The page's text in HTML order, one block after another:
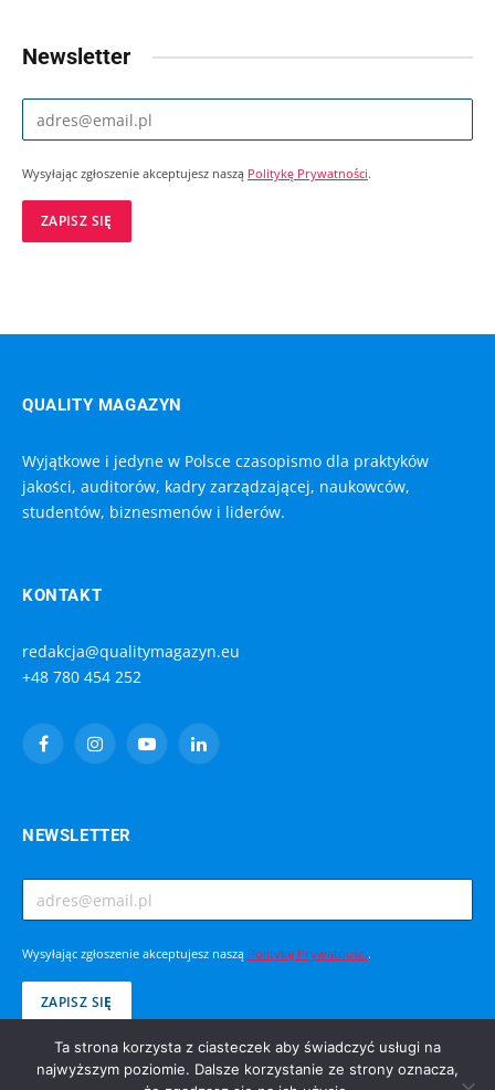
Newsletter
Wysyłając zgłoszenie akceptujesz naszą Politykę Prywatności.
QUALITY MAGAZYN
Wyjątkowe i jedyne w Polsce czasopismo dla praktyków
jakości, auditorów, kadry zarządzającej, naukowców,
studentów, biznesmenów i liderów.
KONTAKT
redakcja@qualitymagazyn.eu
+48 780 454 252
FacebookInstagramYouTubeLinkedIn
NEWSLETTER
Wysyłając zgłoszenie akceptujesz naszą Politykę Prywatności.
Ta strona korzysta z ciasteczek aby świadczyć usługi na
najwyższym poziomie. Dalsze korzystanie ze strony oznacza,